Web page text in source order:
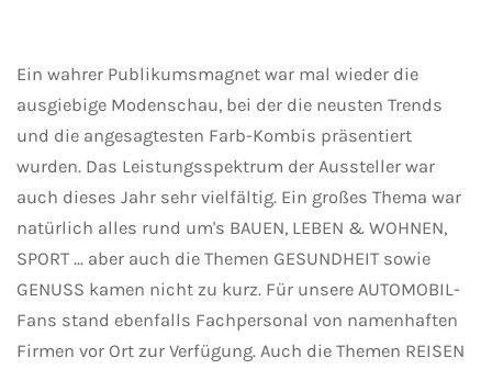
Ein wahrer Publikumsmagnet war mal wieder die
ausgiebige Modenschau, bei der die neusten Trends
und die angesagtesten Farb-Kombis präsentiert
wurden. Das Leistungsspektrum der Aussteller war
auch dieses Jahr sehr vielfältig. Ein großes Thema war
natürlich alles rund um's BAUEN, LEBEN & WOHNEN,
SPORT ... aber auch die Themen GESUNDHEIT sowie
GENUSS kamen nicht zu kurz. Für unsere AUTOMOBIL-
Fans stand ebenfalls Fachpersonal von namenhaften
Firmen vor Ort zur Verfügung. Auch die Themen REISEN